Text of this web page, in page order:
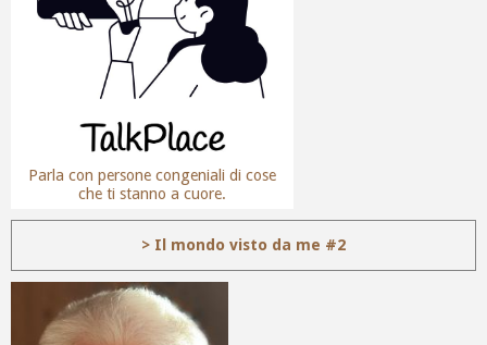
Parla con persone congeniali di cose
che ti stanno a cuore.
> Il mondo visto da me #2